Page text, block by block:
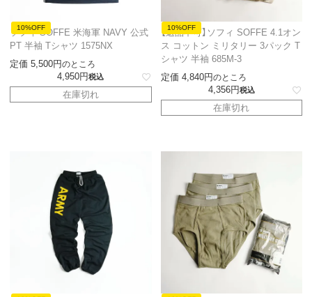
10%OFF
ソフィ SOFFE 米海軍 NAVY 公式
PT 半袖 Tシャツ 1575NX
定価 5,500 のところ
4,950 税込
在庫切れ
10%OFF
【返品不可】ソフィ SOFFE 4.1オン
ス コットン ミリタリー 3パック T
シャツ 半袖 685M-3
定価 4,840 のところ
4,356 税込
在庫切れ